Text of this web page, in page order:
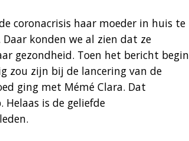
coronacrisis haar moeder in huis te
konden we al zien dat ze
gezondheid. Toen het bericht begin
zou zijn bij de lancering van de
ging met Mémé Clara. Dat
Helaas is de geliefde